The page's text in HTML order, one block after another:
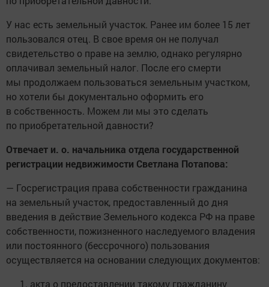
У нас есть земельный участок. Ранее им более 15 лет
пользовался отец. В свое время он не получал
свидетельство о праве на землю, однако регулярно
оплачивал земельный налог. После его смерти
мы продолжаем пользоваться земельным участком,
но хотели бы документально оформить его
в собственность. Можем ли мы это сделать
по приобретательной давности?
Отвечает и. о. начальника отдела государственной
регистрации недвижимости Светлана Потапова:
— Госрегистрация права собственности гражданина
на земельный участок, предоставленный до дня
введения в действие Земельного кодекса РФ на праве
собственности, пожизненного наследуемого владения
или постоянного (бессрочного) пользования
осуществляется на основании следующих документов:
акта о предоставлении такому гражданину